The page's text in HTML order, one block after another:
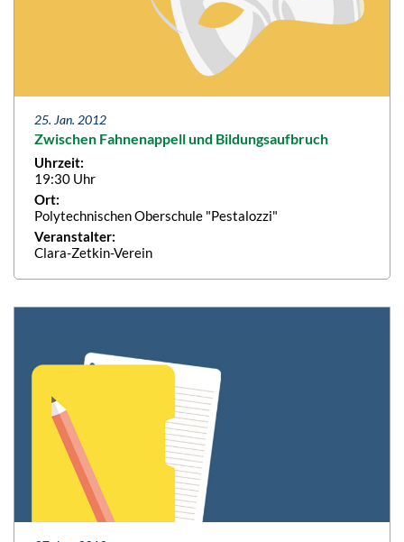
25. Jan. 2012
Zwischen Fahnenappell und Bildungsaufbruch
Uhrzeit:
19:30 Uhr
Ort:
Polytechnischen Oberschule "Pestalozzi"
Veranstalter:
Clara-Zetkin-Verein